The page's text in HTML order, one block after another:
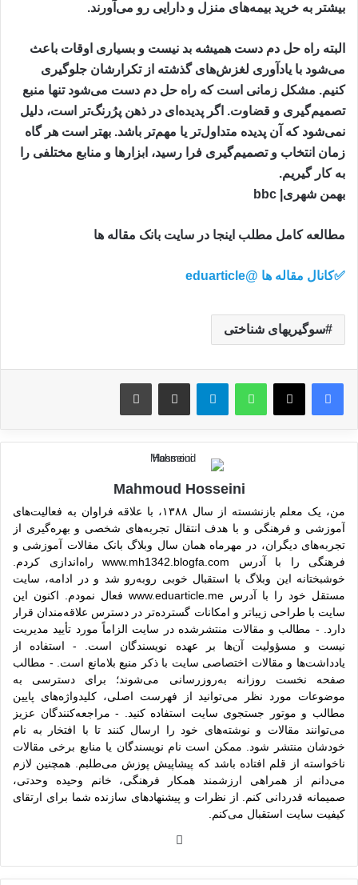
بیشتر به خرید بیمه‌های منزل و دارایی رو می‌آورند.
البته راه حل دم دست همیشه بد نیست و بسیاری اوقات باعث
می‌شود با یادآوری لغزش‌های گذشته از تکرارشان جلوگیری
کنیم. مشکل زمانی است که راه حل دم دست می‌شود تنها منبع
تصمیم‌گیری و قضاوت. اگر پدیده‌ای در ذهن پرُرنگ‌تر است، دلیل
نمی‌شود که آن پدیده متداول‌تر یا مهم‌تر باشد. بهتر است هر گاه
زمان انتخاب و تصمیم‌گیری فرا رسید، ابزارها و منابع مختلفی را
به کار گیریم.
بهمن شهری| bbc
مطالعه کامل مطلب اینجا در سایت بانک مقاله ها
✅کانال مقاله ها @eduarticle
سوگیریهای شناختی
واتس آپ اشتراک گذاری از طریق ایمیل
Mahmoud Hosseini
من، یک معلم بازنشسته از سال ۱۳۸۸، با علاقه فراوان به فعالیت‌های
آموزشی و فرهنگی و با هدف انتقال تجربه‌های شخصی و بهره‌گیری از
تجربه‌های دیگران، در مهرماه همان سال وبلاگ بانک مقالات آموزشی و
فرهنگی را با آدرس www.mh1342.blogfa.com راه‌اندازی کردم.
خوشبختانه این وبلاگ با استقبال خوبی روبه‌رو شد و در ادامه، سایت
مستقل خود را با آدرس www.eduarticle.me فعال نمودم. اکنون این
سایت با طراحی زیباتر و امکانات گسترده‌تر در دسترس علاقه‌مندان قرار
دارد. - مطالب و مقالات منتشرشده در سایت الزاماً مورد تأیید مدیریت
نیست و مسؤولیت آن‌ها بر عهده نویسندگان است. - استفاده از
یادداشت‌ها و مقالات اختصاصی سایت با ذکر منبع بلامانع است. - مطالب
صفحه نخست روزانه به‌روزرسانی می‌شوند؛ برای دسترسی به
موضوعات مورد نظر می‌توانید از فهرست اصلی، کلیدواژه‌های پایین
مطالب و موتور جستجوی سایت استفاده کنید. - مراجعه‌کنندگان عزیز
می‌توانند مقالات و نوشته‌های خود را ارسال کنند تا با افتخار به نام
خودشان منتشر شود. ممکن است نام نویسندگان یا منابع برخی مقالات
ناخواسته از قلم افتاده باشد که پیشاپیش پوزش می‌طلبم. همچنین لازم
می‌دانم از همراهی ارزشمند همکار فرهنگی، خانم وحیده وحدتی،
صمیمانه قدردانی کنم. از نظرات و پیشنهادهای سازنده شما برای ارتقای
کیفیت سایت استقبال می‌کنم.